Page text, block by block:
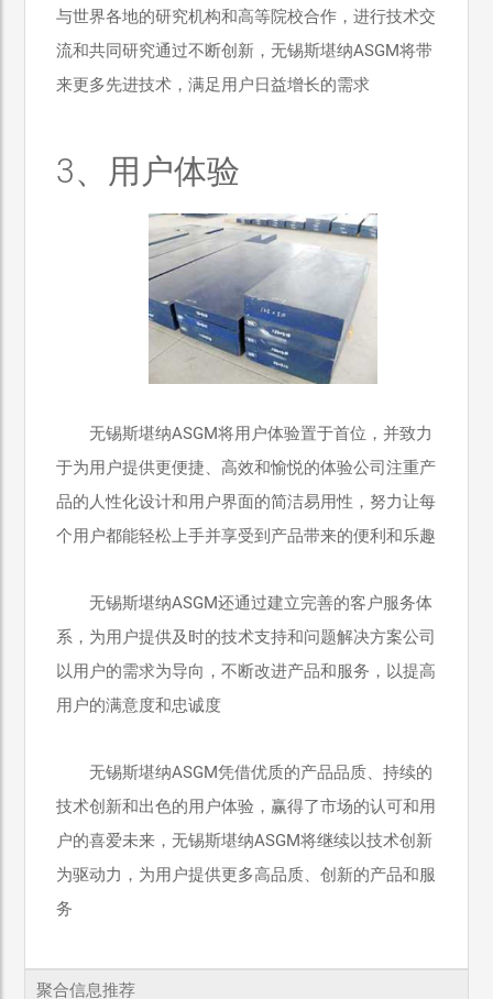
与世界各地的研究机构和高等院校合作，进行技术交
流和共同研究通过不断创新，无锡斯堪纳ASGM将带
来更多先进技术，满足用户日益增长的需求
3、用户体验
无锡斯堪纳ASGM将用户体验置于首位，并致力
于为用户提供更便捷、高效和愉悦的体验公司注重产
品的人性化设计和用户界面的简洁易用性，努力让每
个用户都能轻松上手并享受到产品带来的便利和乐趣
无锡斯堪纳ASGM还通过建立完善的客户服务体
系，为用户提供及时的技术支持和问题解决方案公司
以用户的需求为导向，不断改进产品和服务，以提高
用户的满意度和忠诚度
无锡斯堪纳ASGM凭借优质的产品品质、持续的
技术创新和出色的用户体验，赢得了市场的认可和用
户的喜爱未来，无锡斯堪纳ASGM将继续以技术创新
为驱动力，为用户提供更多高品质、创新的产品和服
务
聚合信息推荐